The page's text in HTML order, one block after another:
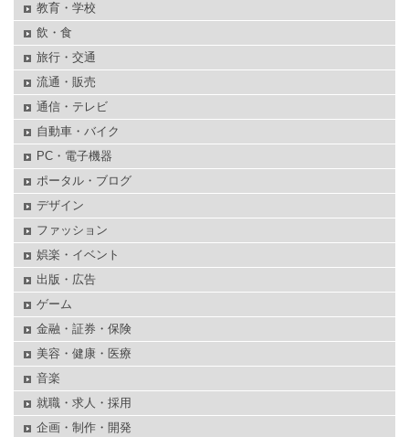
教育・学校
飲・食
旅行・交通
流通・販売
通信・テレビ
自動車・バイク
PC・電子機器
ポータル・ブログ
デザイン
ファッション
娯楽・イベント
出版・広告
ゲーム
金融・証券・保険
美容・健康・医療
音楽
就職・求人・採用
企画・制作・開発